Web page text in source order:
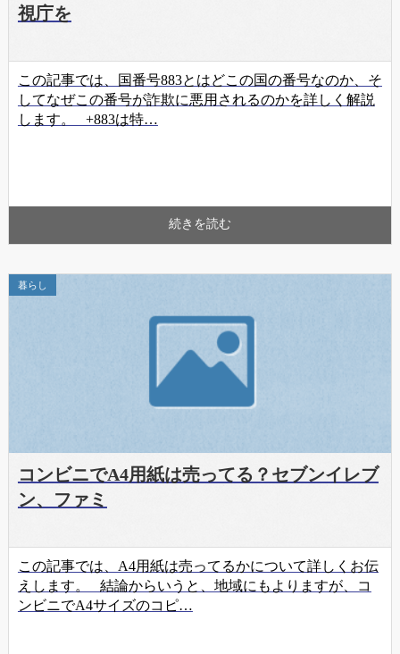
視庁を
この記事では、国番号883とはどこの国の番号なのか、そ
してなぜこの番号が詐欺に悪用されるのかを詳しく解説
します。 +883は特…
続きを読む
暮らし
コンビニでA4用紙は売ってる？セブンイレブ
ン、ファミ
この記事では、A4用紙は売ってるかについて詳しくお伝
えします。 結論からいうと、地域にもよりますが、コ
ンビニでA4サイズのコピ…